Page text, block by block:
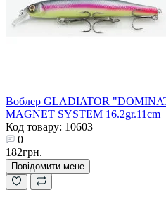
Воблер GLADIATOR
MAGNET SYSTEM 16.2gr.11cm
Код товару: 10603
0
182грн.
Повідомити мене